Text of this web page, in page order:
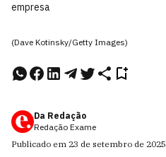
empresa
(Dave Kotinsky/Getty Images)
Da Redação
Redação Exame
Publicado em 23 de setembro de 2025